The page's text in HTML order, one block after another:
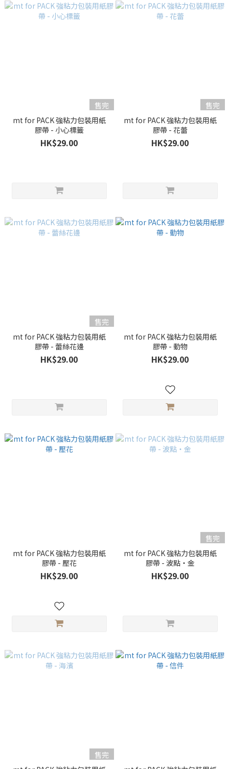
售完
mt for PACK 強粘力包裝用紙
膠帶 - 小心標籤
HK$29.00
售完
mt for PACK 強粘力包裝用紙
膠帶 - 花蕾
HK$29.00
售完
mt for PACK 強粘力包裝用紙
膠帶 - 蕾絲花邊
HK$29.00
mt for PACK 強粘力包裝用紙
膠帶 - 動物
HK$29.00
mt for PACK 強粘力包裝用紙
膠帶 - 壓花
HK$29.00
售完
mt for PACK 強粘力包裝用紙
膠帶 - 波點・金
HK$29.00
售完